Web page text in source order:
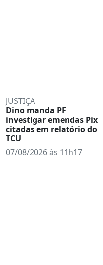
JUSTIÇA
Dino manda PF
investigar emendas Pix
citadas em relatório do
TCU
07/08/2026 às 11h17